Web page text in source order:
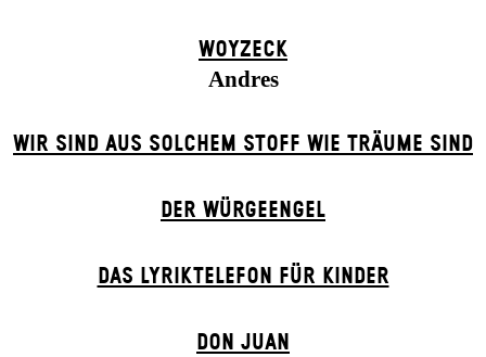
WOYZECK
Andres
WIR SIND AUS SOLCHEM STOFF WIE TRÄUME SIND
DER WÜR­GE­ENG­EL
DAS LYRIKTELEFON FÜR KINDER
DON JUAN